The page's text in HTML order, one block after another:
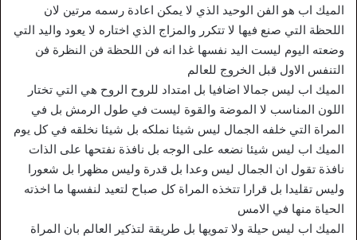
الميك اب هو الفن الوحيد الذي لا يمكن اعادة رسمه مرتين لان
اللحظة التي صنع فيها لا تتكرر والمزاج الذي اختاره لا يعود واليد التي
وضعته اليوم ليست اليد نفسها غدا انه فن اللحظة فن النظرة فن
التنفس الاول قبل الخروج للعالم
الميك اب ليس جمالا اضافيا بل امتداد للروح الروح هي التي تختار
اللون المناسب لا الموضة والقوة ليست في طول الرمش بل في
المراة التي خلفه الجمال ليس شيئا نملكه بل شيئا نخلقه في كل يوم
الميك اب ليس شيئا نضعه على الوجه بل نافذة نفتحها على الذات
نافذة تقول ان الجمال ليس وعدا بل قدرة وليس مظهرا بل شعورا
وليس تقليدا بل قرارا تتخذه المراة كل صباح لتعيد لنفسها ما اخذته
الحياة منها في الامس
الميك اب ليس حيلة ولا تمويها بل طريقة لتذكير العالم بان المراة